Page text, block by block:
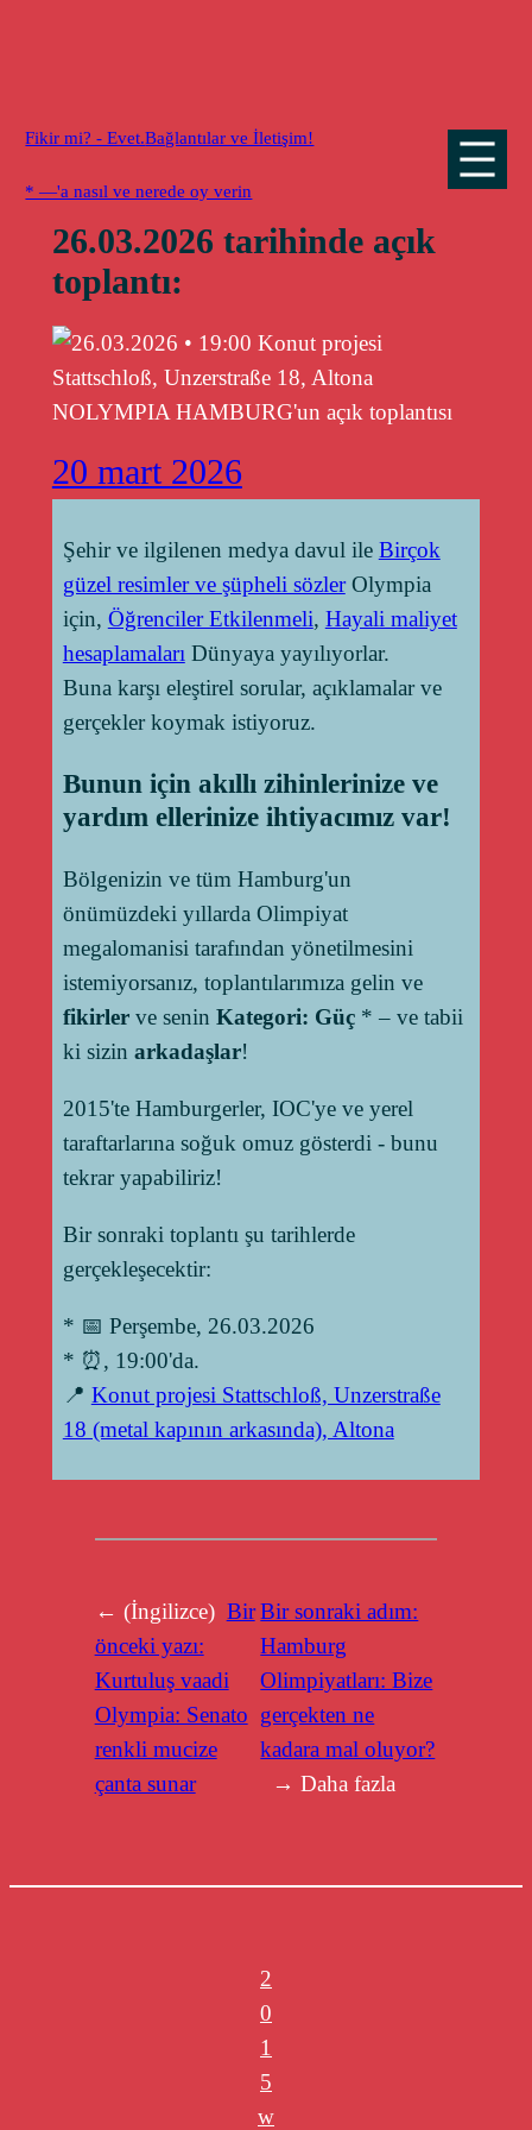
Fikir mi? - Evet.Bağlantılar ve İletişim!
* —'a nasıl ve nerede oy verin
26.03.2026 tarihinde açık
toplantı:
20 mart 2026
Şehir ve ilgilenen medya davul ile Birçok
güzel resimler ve şüpheli sözlerOlympia
için, Öğrenciler Etkilenmeli, Hayali maliyet
hesaplamaları Dünyaya yayılıyorlar.
Buna karşı eleştirel sorular, açıklamalar ve
gerçekler koymak istiyoruz.
Bunun için akıllı zihinlerinize ve
yardım ellerinize ihtiyacımız var!
Bölgenizin ve tüm Hamburg'un
önümüzdeki yıllarda Olimpiyat
megalomanisi tarafından yönetilmesini
istemiyorsanız, toplantılarımıza gelin ve
fikirlerve senin Kategori: Güç* – ve tabii
ki sizin arkadaşlar!
2015'te Hamburgerler, IOC'ye ve yerel
taraftarlarına soğuk omuz gösterdi - bunu
tekrar yapabiliriz!
Bir sonraki toplantı şu tarihlerde
gerçekleşecektir:
* 📅 Perşembe, 26.03.2026
* ⏰, 19:00'da.
📍 Konut projesi Stattschloß, Unzerstraße
18 (metal kapının arkasında), Altona
← (İngilizce) Bir
önceki yazı:
Kurtuluş vaadi
Olympia: Senato
renkli mucize
çanta sunar
Bir sonraki adım:
Hamburg
Olimpiyatları: Bize
gerçekten ne
kadara mal oluyor?
→ Daha fazla
2
0
1
5
w